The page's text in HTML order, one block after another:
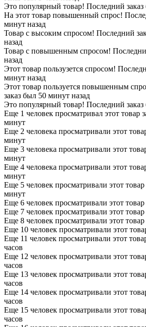
Это популярный товар! Последний
На этот товар повышенный спрос!
минут назад
Товар с высоким спросом! Последний
назад
Товар с повышенным спросом!
назад
Этот товар пользузется спросом!
минут назад
Этот товар пользуется повышенным
заказ был 50 минут назад
Это популярный товар! Последний
Еще 1 человек просматривал этот товар
минут
Еще 2 человека просматривали этот
минут
Еще 3 человека просматривали этот
минут
Еще 4 человека просматривали этот
минут
Еще 5 человек просматривали этот
минут
Еще 6 человек просматривали этот
Еще 7 человек просматривали этот товар
Еще 8 человек просматривали этот товар
Еще 10 человек просматривали этот
Еще 11 человек просматривали этот
часов
Еще 12 человек просматривали этот
часов
Еще 13 человек просматривали этот
часов
Еще 14 человек просматривали этот
часов
Еще 15 человек просматривали этот
часов